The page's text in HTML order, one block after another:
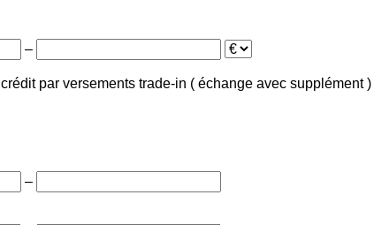
–
crédit par versements trade-in ( échange avec supplément )
–